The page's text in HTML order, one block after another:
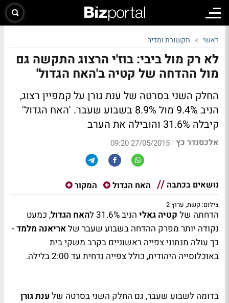
ראשי תקשורת ומדיה
לא רק מול ביבי: בוז'י הרצוג התקשה גם
מול ההדחה של קטיה ב'האח הגדול'
החלק השני בסרטה של ענת גורן על קמפיין רצוג,
הניב 9.4% מול 8.9% בשבוע שעבר. 'האח הגדול'
קיבלה 31.6% והובילה את הערב
אלכסנדר כץ |
27/05/2015 09:20
נושאים בכתבה האח הגדול המקור
צילום: קשת, ערוץ 2
הדחתה של קטיה גאלי הניב 31.6% ל האח הגדול, כמעט
נקודה יותר מפרק ההדחה בשבוע שעבר שלאריאנה מלמד-
כך עולה מנתוני צפייה ראשוניים בקרב משקי בית
באוכלוסייה היהודית, כולל צפייה נדחית עד 2:00 בלילה.
בדומה לשבוע שעבר, גם החלק השני בסרטה של ענת גורן